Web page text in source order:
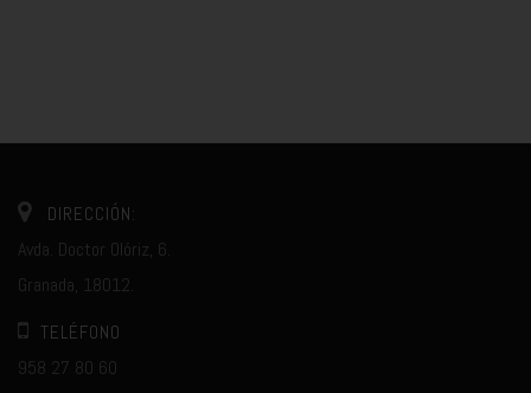
DIRECCIÓN:
Avda. Doctor Olóriz, 6.
Granada, 18012.
TELÉFONO
958 27 80 60